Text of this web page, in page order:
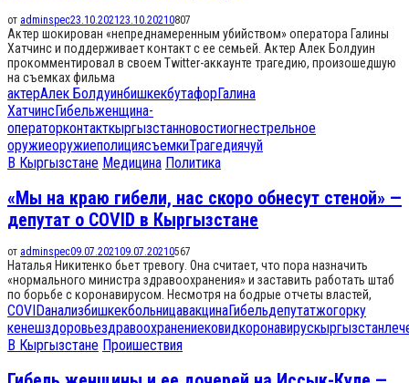
от adminspec23.10.202123.10.20210807
Актер шокирован «непреднамеренным убийством» оператора Галины
Хатчинс и поддерживает контакт с ее семьей. Актер Алек Болдуин
прокомментировал в своем Twitter-аккаунте трагедию, произошедшую
на съемках фильма
актерАлек БолдуинбишкекбутафорГалина
ХатчинсГибельженщина-
операторконтакткыргызстанновостиогнестрельное
оружиеоружиеполициясъемкиТрагедиячуй
В Кыргызстане Медицина Политика
«Мы на краю гибели, нас скоро обнесут стеной» —
депутат о COVID в Кыргызстане
от adminspec09.07.202109.07.20210567
Наталья Никитенко бьет тревогу. Она считает, что пора назначить
«нормального министра здравоохранения» и заставить работать штаб
по борьбе с коронавирусом. Несмотря на бодрые отчеты властей,
COVIDанализбишкекбольницавакцинаГибельдепутатжогорку
кенешздоровьездравоохранениековидкоронавирускыргызстан
В Кыргызстане Проишествия